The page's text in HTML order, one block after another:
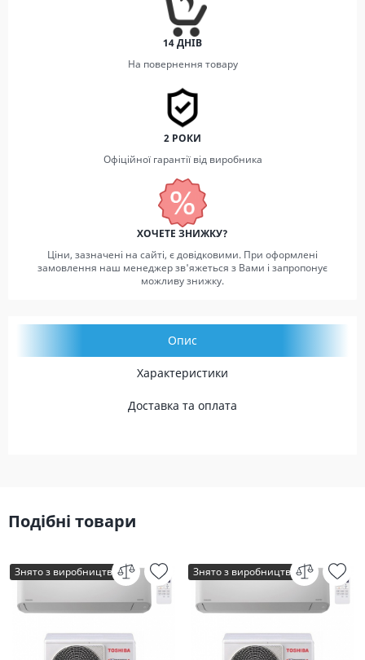
14 ДНІВ
На повернення товару
2 РОКИ
Офіційної гарантії від виробника
ХОЧЕТЕ ЗНИЖКУ?
Ціни, зазначені на сайті, є довідковими. При оформлені
замовлення наш менеджер зв'яжеться з Вами і запропонує
можливу знижку.
Опис
Характеристики
Доставка та оплата
Подібні товари
Знято з виробництва Знято з виробництва